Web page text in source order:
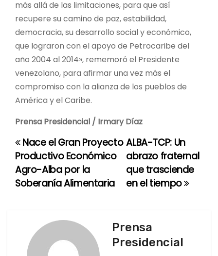
más allá de las limitaciones, para que así
recupere su camino de paz, estabilidad,
democracia, su desarrollo social y económico,
que lograron con el apoyo de Petrocaribe del
año 2004 al 2014», rememoró el Presidente
venezolano, para afirmar una vez más el
compromiso con la alianza de los pueblos de
América y el Caribe.
Prensa Presidencial / Irmary Díaz
N
a
v
ALBA-TCP: Un
abrazo fraternal
que trasciende
en el tiempo
Nace el Gran Proyecto
Productivo Económico
Agro-Alba por la
Soberanía Alimentaria
Prensa
Presidencial